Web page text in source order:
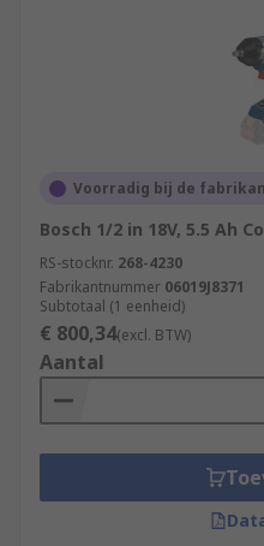
Voorradig bij de
Bosch 1/2 in 18V, 5.5 Ah
RS-stocknr. 268-4230
Fabrikantnummer 06019J8371
Subtotaal (1 eenheid)
€ 800,34(excl. BTW)
Aantal